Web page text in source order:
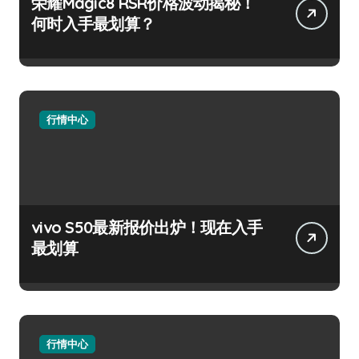
何时入手最划算？
行情中心
vivo S50最新报价出炉！现在入手
最划算
行情中心